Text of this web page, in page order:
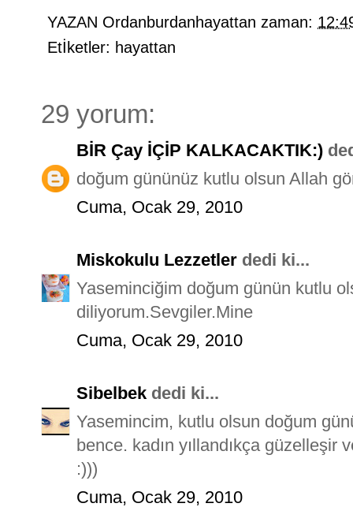
YAZAN Ordanburdanhayattan zaman:
Etİketler: hayattan
29 yorum:
BİR Çay İÇİP KALKACAKTIK:)
doğum gününüz kutlu olsun Allah
Cuma, Ocak 29, 2010
Miskokulu Lezzetler dedi ki...
Yaseminciğim doğum günün kutlu
diliyorum.Sevgiler.Mine
Cuma, Ocak 29, 2010
Sibelbek dedi ki...
Yasemincim, kutlu olsun doğum
bence. kadın yıllandıkça güzelleşir
:)))
Cuma, Ocak 29, 2010